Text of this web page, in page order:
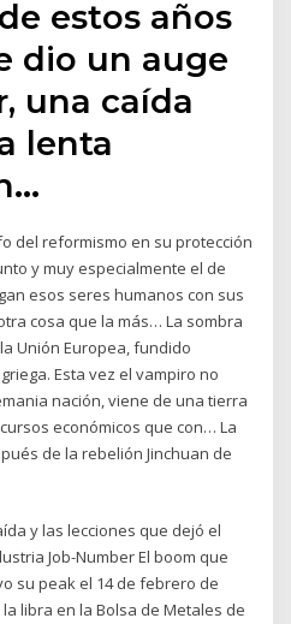
estos años
dio un auge
una caída
lenta
del reformismo en su protección
y muy especialmente el de
esos seres humanos con sus
cosa que la más… La sombra
Unión Europea, fundido
Esta vez el vampiro no
nación, viene de una tierra
económicos que con… La
de la rebelión Jinchuan de
y las lecciones que dejó el
Job-Number El boom que
su peak el 14 de febrero de
la libra en la Bolsa de Metales de